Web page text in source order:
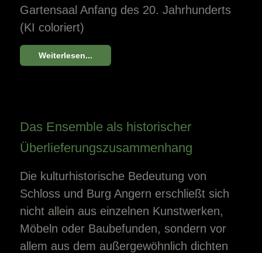
Gartensaal Anfang des 20. Jahrhunderts
(KI coloriert)
Weiterlesen...
Das Ensemble als historischer
Überlieferungszusammenhang
Die kulturhistorische Bedeutung von
Schloss und Burg Angern erschließt sich
nicht allein aus einzelnen Kunstwerken,
Möbeln oder Baubefunden, sondern vor
allem aus dem außergewöhnlich dichten